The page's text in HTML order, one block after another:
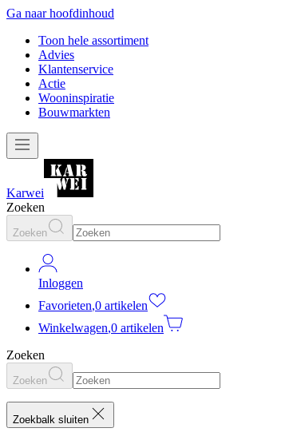
Ga naar hoofdinhoud
Toon hele assortiment
Advies
Klantenservice
Actie
Wooninspiratie
Bouwmarkten
Karwei
Zoeken
Zoeken
Inloggen
Favorieten,0 artikelen
Winkelwagen,0 artikelen
Zoeken
Zoeken
Zoekbalk sluiten